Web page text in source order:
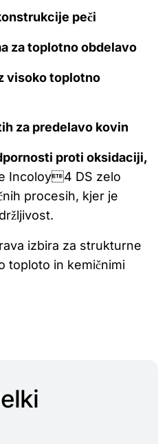
peči
za toplotno obdelavo
visoko toplotno
za predelavo kovin
proti oksidaciji,
Incoloy4 DS zelo
procesih, kjer je
izbira za strukturne
toploto in kemičnimi